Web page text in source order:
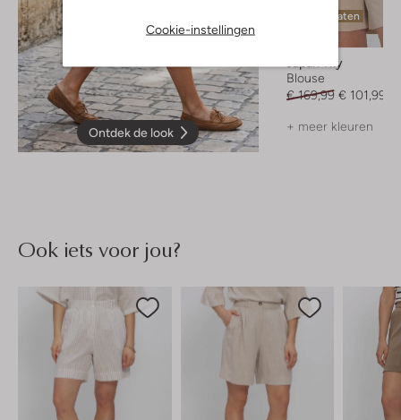
Cookie-instellingen
Ontdek de look
Laatste maten
Japan Tky
Blouse
€ 169,99 € 101,99
+ meer kleuren
Ook iets voor jou?